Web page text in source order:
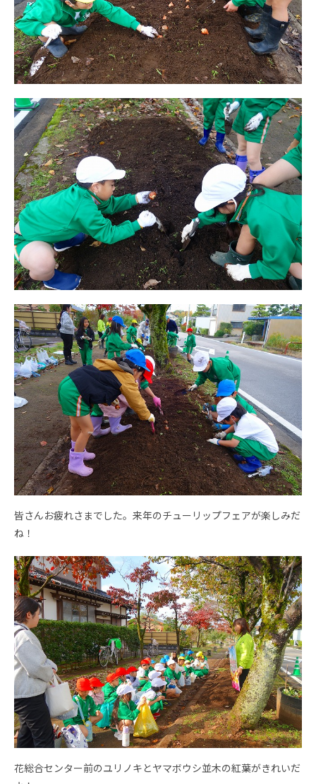
皆さんお疲れさまでした。来年のチューリップフェアが楽しみだ
ね！
花総合センター前のユリノキとヤマボウシ並木の紅葉がきれいだ